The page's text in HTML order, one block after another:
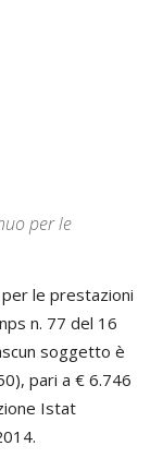
per le
le prestazioni
n. 77 del 16
soggetto è
pari a € 6.746
Istat